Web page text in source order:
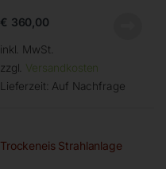
€ 360,00
inkl. MwSt.
zzgl. Versandkosten
Lieferzeit: Auf Nachfrage
Trockeneis Strahlanlage